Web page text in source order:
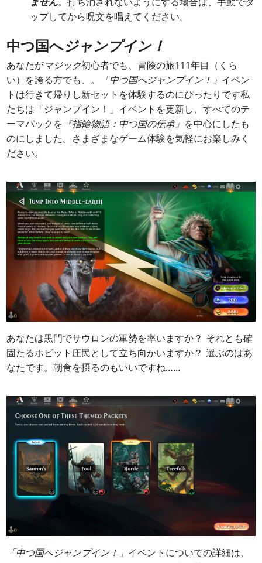
ップしてから呪文を唱えてください。
中つ国へ ジャンプイン！
あなたがマジック初心者でも、冒険の旅111年目（くら
い）を誇る方でも、。
「中つ国へジャンプイン！」 イベン
トは行きて帰りし新セットを体験するのにぴったりです私
たちは 「ジャンプイン！」イベントを更新し、すべてのテ
ーマパックを 『指輪物語：中つ国の伝承』 を中心にしたも
のにしました。さまざまなゲーム体験を気軽にお楽しみく
ださい。
あなたは黒門でサウロンの軍勢を率いますか？ それとも確
固たるホビット庄民として立ち向かいますか？ 選ぶのはあ
なたです。朝食を摂るのもいいですね……
「中つ国へジャンプイン！」 イベントについての詳細は、